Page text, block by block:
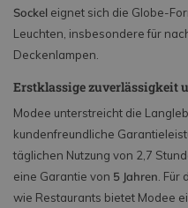
Sockel eignet sich die Globe-
Leuchten, insbesondere für
Deckenlampen.
Erstklassige zuverlässigkeit
Modee unterstreicht die
kundenfreundliche
täglichen Nutzung von 2,7
eine Garantie von 5 Jahren. Für
wie Restaurants bietet Modee